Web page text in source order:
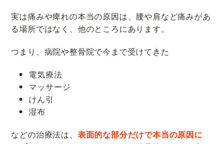
実は痛みや痺れの本当の原因は、腰や肩など痛みがあ
る場所ではなく、他のところにあります。
つまり、病院や整骨院で今まで受けてきた
電気療法
マッサージ
けん引
湿布
などの治療法は、 表面的な部分だけで本当の原因に